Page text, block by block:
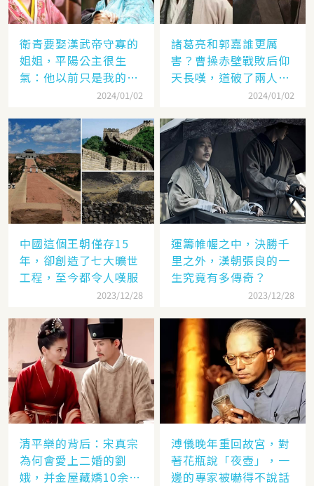
衛青要娶漢武帝守寡的
姐姐，平陽公主很生
氣：他以前只是我的奴
2024/01/02
諸葛亮和郭嘉誰更厲
害？曹操赤壁戰敗后仰
天長嘆，道破了兩人高
2024/01/02
中國這個王朝僅存15
年，卻創造了七大曠世
工程，至今都令人嘆服
2023/12/28
運籌帷幄之中，決勝千
里之外，漢朝張良的一
生究竟有多傳奇？
2023/12/28
清平樂的背后：宋真宗
為何會愛上二婚的劉
娥，并金屋藏嬌10余
溥儀晚年重回故宮，對
著花瓶說「夜壺」，一
邊的專家被嚇得不說話